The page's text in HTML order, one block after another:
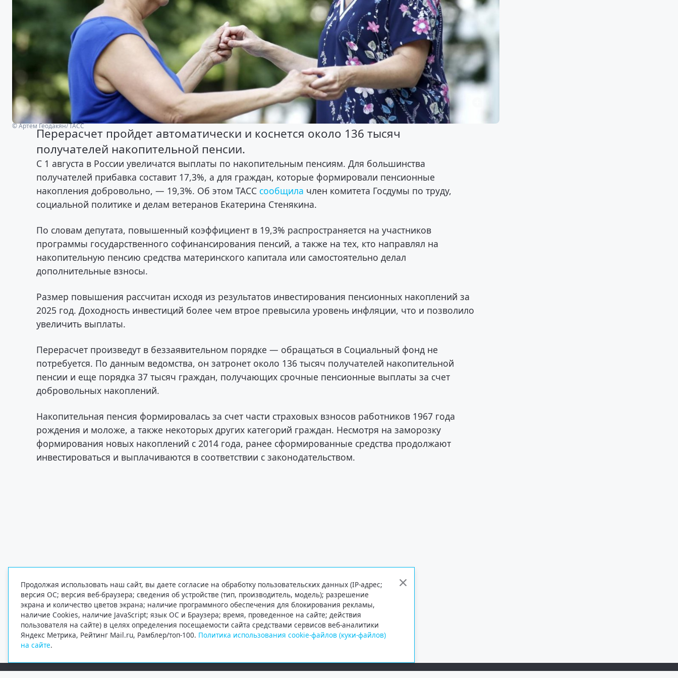
© Артем Геодакян/ ТАСС
Перерасчет пройдет автоматически и коснется около 136 тысяч
получателей накопительной пенсии.
С 1 августа в России увеличатся выплаты по накопительным пенсиям. Для большинства
получателей прибавка составит 17,3%, а для граждан, которые формировали пенсионные
накопления добровольно, — 19,3%. Об этом ТАСС сообщила член комитета Госдумы по труду,
социальной политике и делам ветеранов Екатерина Стенякина.
По словам депутата, повышенный коэффициент в 19,3% распространяется на участников
программы государственного софинансирования пенсий, а также на тех, кто направлял на
накопительную пенсию средства материнского капитала или самостоятельно делал
дополнительные взносы.
Размер повышения рассчитан исходя из результатов инвестирования пенсионных накоплений за
2025 год. Доходность инвестиций более чем втрое превысила уровень инфляции, что и позволило
увеличить выплаты.
Перерасчет произведут в беззаявительном порядке — обращаться в Социальный фонд не
потребуется. По данным ведомства, он затронет около 136 тысяч получателей накопительной
пенсии и еще порядка 37 тысяч граждан, получающих срочные пенсионные выплаты за счет
добровольных накоплений.
Накопительная пенсия формировалась за счет части страховых взносов работников 1967 года
рождения и моложе, а также некоторых других категорий граждан. Несмотря на заморозку
формирования новых накоплений с 2014 года, ранее сформированные средства продолжают
инвестироваться и выплачиваются в соответствии с законодательством.
Продолжая использовать наш сайт, вы даете согласие на обработку пользовательских данных (IP-адрес;
версия ОС; версия веб-браузера; сведения об устройстве (тип, производитель, модель); разрешение
экрана и количество цветов экрана; наличие программного обеспечения для блокирования рекламы,
наличие Cookies, наличие JavaScript; язык ОС и Браузера; время, проведенное на сайте; действия
пользователя на сайте) в целях определения посещаемости сайта средствами сервисов веб-аналитики
Яндекс Метрика, Рейтинг Mail.ru, Рамблер/топ-100. Политика использования cookie-файлов (куки-файлов)
на сайте.